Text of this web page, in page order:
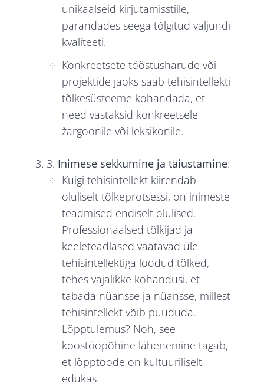
unikaalseid kirjutamisstiile,
parandades seega tõlgitud väljundi
kvaliteeti.
Konkreetsete tööstusharude või
projektide jaoks saab tehisintellekti
tõlkesüsteeme kohandada, et
need vastaksid konkreetsele
žargoonile või leksikonile.
3. Inimese sekkumine ja täiustamine:
Kuigi tehisintellekt kiirendab
oluliselt tõlkeprotsessi, on inimeste
teadmised endiselt olulised.
Professionaalsed tõlkijad ja
keeleteadlased vaatavad üle
tehisintellektiga loodud tõlked,
tehes vajalikke kohandusi, et
tabada nüansse ja nüansse, millest
tehisintellekt võib puududa.
Lõpptulemus? Noh, see
koostööpõhine lähenemine tagab,
et lõpptoode on kultuuriliselt
edukas.